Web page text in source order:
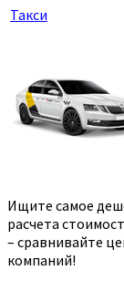
Такси
Ищите самое
расчета
– сравнивайте
компаний!